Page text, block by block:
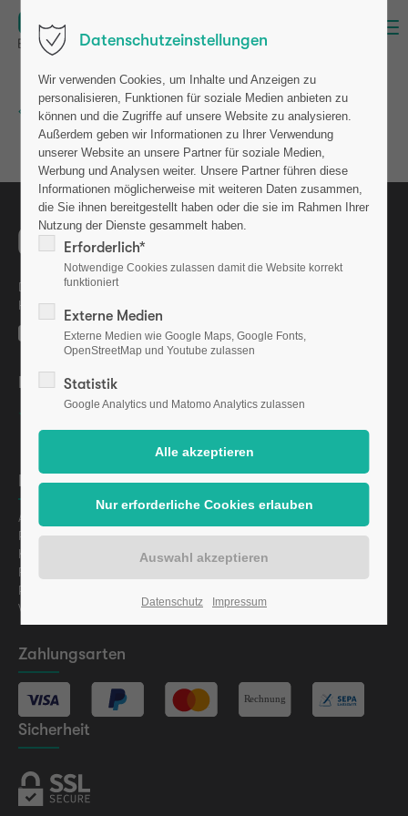
Zurück zur Newsübersicht
Die osteolabs GmbH ist eine Ausgründung aus dem GEOMAR
Helmholtz-Zentrum für Ozeanforschung Kiel.
Bewerten Sie uns auf
Informationen
Aktuelles
Presse
Karriere
Finanzierung
Regulatorische Informationen
Vermögensanlagen-Informationsblatt (VIB) gem. §§ 2a
Zahlungsarten
Sicherheit
Datenschutzeinstellungen
Wir verwenden Cookies, um Inhalte und Anzeigen zu
personalisieren, Funktionen für soziale Medien anbieten zu
können und die Zugriffe auf unsere Website zu analysieren.
Außerdem geben wir Informationen zu Ihrer Verwendung
unserer Website an unsere Partner für soziale Medien,
Werbung und Analysen weiter. Unsere Partner führen diese
Informationen möglicherweise mit weiteren Daten zusammen,
die Sie ihnen bereitgestellt haben oder die sie im Rahmen Ihrer
Nutzung der Dienste gesammelt haben.
Erforderlich*
Notwendige Cookies zulassen damit die Website korrekt
funktioniert
Externe Medien
Externe Medien wie Google Maps, Google Fonts,
OpenStreetMap und Youtube zulassen
Statistik
Google Analytics und Matomo Analytics zulassen
Datenschutz Impressum